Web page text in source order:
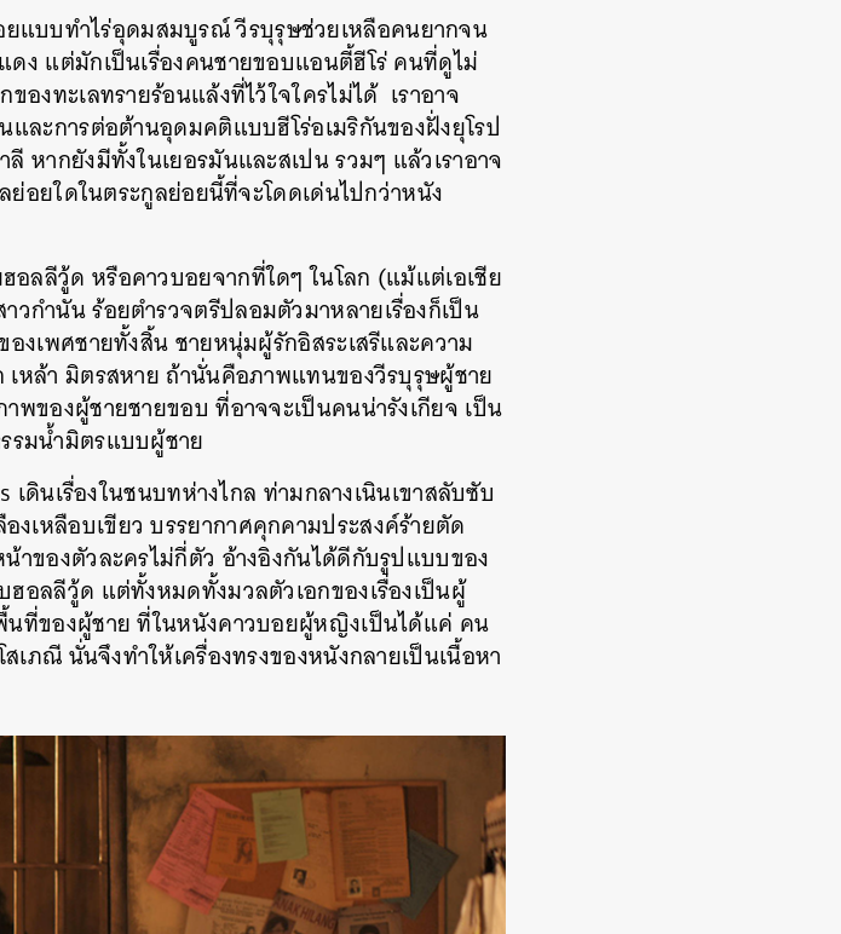
แบบทำไร่อุดมสมบูรณ์ วีรบุรุษช่วยเหลือคนยากจน
ง แต่มักเป็นเรื่องคนชายขอบแอนตี้ฮีโร่ คนที่ดูไม่
องทะเลทรายร้อนแล้งที่ไว้ใจใครไม่ได้ เราอาจ
ละการต่อต้านอุดมคติแบบฮีโร่อเมริกันของฝั่งยุโรป
หากยังมีทั้งในเยอรมันและสเปน รวมๆ แล้วเราอาจ
อยใดในตระกูลย่อยนี้ที่จะโดดเด่นไปกว่าหนัง
อลลีวู้ด หรือคาวบอยจากที่ใดๆ ในโลก (แม้แต่เอเชีย
กำนัน ร้อยตำรวจตรีปลอมตัวมาหลายเรื่องก็เป็น
เพศชายทั้งสิ้น ชายหนุ่มผู้รักอิสระเสรีและความ
หล้า มิตรสหาย ถ้านั่นคือภาพแทนของวีรบุรุษผู้ชาย
ของผู้ชายชายขอบ ที่อาจจะเป็นคนน่ารังเกียจ เป็น
รมน้ำมิตรแบบผู้ชาย
ดินเรื่องในชนบทห่างไกล ท่ามกลางเนินเขาสลับซับ
หลือบเขียว บรรยากาศคุกคามประสงค์ร้ายตัด
าของตัวละครไม่กี่ตัว อ้างอิงกันได้ดีกับรูปแบบของ
อลลีวู้ด แต่ทั้งหมดทั้งมวลตัวเอกของเรื่องเป็นผู้
ที่ของผู้ชาย ที่ในหนังคาวบอยผู้หญิงเป็นได้แค่ คน
ภณี นั่นจึงทำให้เครื่องทรงของหนังกลายเป็นเนื้อหา